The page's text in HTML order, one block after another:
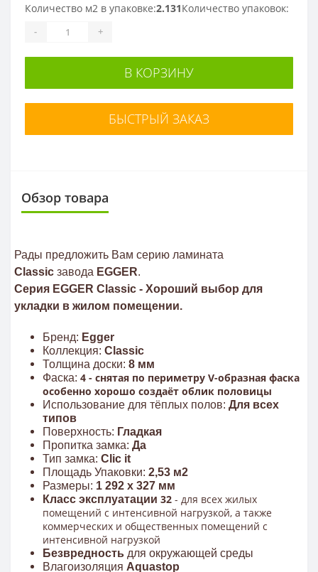
Количество м2 в упаковке:2.131Количество упаковок:
- +
В КОРЗИНУ
БЫСТРЫЙ ЗАКАЗ
Обзор товара
Рады предложить Вам серию ламината
Classic завода EGGER.
Серия EGGER Classic - Хороший выбор для
укладки в жилом помещении.
Бренд: Egger
Коллекция: Classic
Толщина доски: 8 мм
Фаска: 4 - снятая по периметру V-образная фаска
особенно хорошо создаёт облик половицы
Использование для тёплых полов: Для всех
типов
Поверхность: Гладкая
Пропитка замка: Да
Тип замка: Clic it
Площадь Упаковки: 2,53 м2
Размеры: 1 292 x 327 мм
Класс эксплуатации 32 - для всех жилых
помещений с интенсивной нагрузкой, а также
коммерческих и общественных помещений с
интенсивной нагрузкой
Безвредность для окружающей среды
Влагоизоляция Aquastop